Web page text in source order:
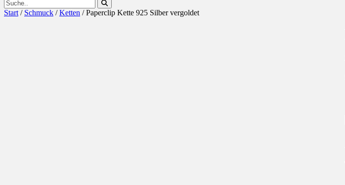
Start / Schmuck /Ketten / Paperclip Kette 925 Silber vergoldet